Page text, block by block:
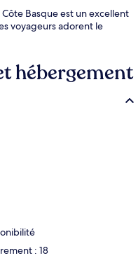
Basque est un excellent
voyageurs adorent le
hébergement
: 18